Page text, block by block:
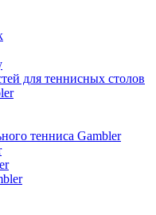
для теннисных столов
тенниса Gambler